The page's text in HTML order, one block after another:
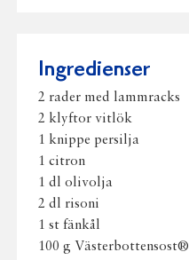
Ingredienser
2 rader med lammracks
2 klyftor vitlök
1 knippe persilja
1 citron
1 dl olivolja
2 dl risoni
1 st fänkål
100 g Västerbottensost®